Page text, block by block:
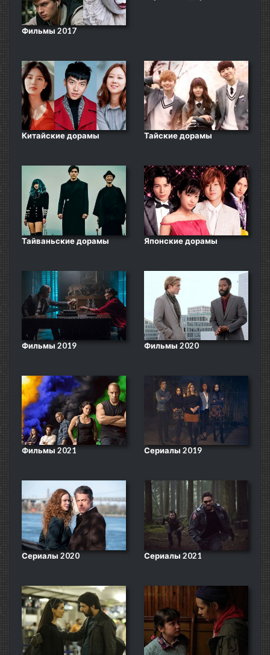
Фильмы 2017
Китайские дорамы Тайские дорамы
Тайваньские дорамы Японские дорамы
Фильмы 2019 Фильмы 2020
Фильмы 2021 Сериалы 2019
Сериалы 2020 Сериалы 2021